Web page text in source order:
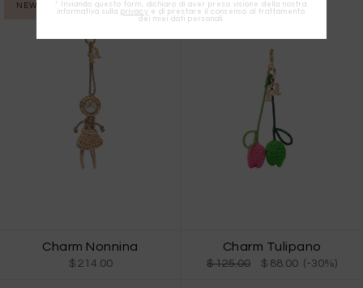
NEW IN
Charm Nonnina
$ 214.00
Charm Tulipano
$ 125.00 $ 88.00 (-30%)
* Inviando questo form, dichiaro di aver preso visione della nostra
informativa sulla privacy e di prestare il consenso al trattamento
dei miei dati personali.